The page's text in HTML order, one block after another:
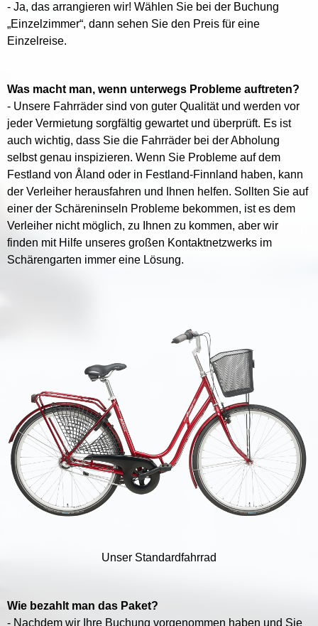
- Ja, das arrangieren wir! Wählen Sie bei der Buchung
„Einzelzimmer“, dann sehen Sie den Preis für eine
Einzelreise.
Was macht man, wenn unterwegs Probleme auftreten?
- Unsere Fahrräder sind von guter Qualität und werden vor
jeder Vermietung sorgfältig gewartet und überprüft. Es ist
auch wichtig, dass Sie die Fahrräder bei der Abholung
selbst genau inspizieren. Wenn Sie Probleme auf dem
Festland von Åland oder in Festland-Finnland haben, kann
der Verleiher herausfahren und Ihnen helfen. Sollten Sie auf
einer der Schäreninseln Probleme bekommen, ist es dem
Verleiher nicht möglich, zu Ihnen zu kommen, aber wir
finden mit Hilfe unseres großen Kontaktnetzwerks im
Schärengarten immer eine Lösung.
Unser Standardfahrrad
Wie bezahlt man das Paket?
- Nachdem wir Ihre Buchung vorgenommen haben und Sie